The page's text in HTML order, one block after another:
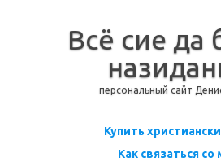
Всё сие да
персональный сайт
Перейти к
Купить
Как связаться со